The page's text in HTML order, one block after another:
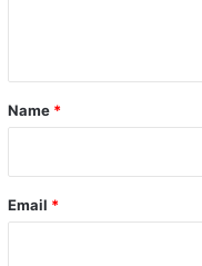
*
Name *
Email *